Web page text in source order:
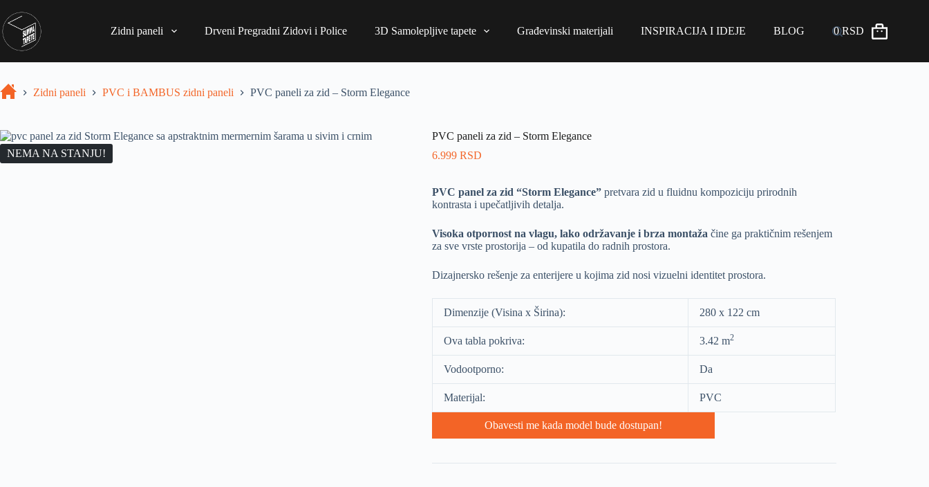
Zidni paneli Drveni Pregradni Zidovi i Police 3D Samolepljive tapete Građevinski materijali INSPIRACIJA I IDEJE BLOG 0RSD
Zidni paneli PVC i BAMBUS zidni paneli PVC paneli za zid – Storm Elegance
NEMA NA STANJU!
PVC paneli za zid – Storm Elegance
6.999 RSD
PVC panel za zid “Storm Elegance”pretvara zid u fluidnu kompoziciju prirodnih
kontrasta i upečatljivih detalja.
Visoka otpornost na vlagu, lako održavanje i brza montaža čine ga praktičnim rešenjem
za sve vrste prostorija – od kupatila do radnih prostora.
Dizajnersko rešenje za enterijere u kojima zid nosi vizuelni identitet prostora.
Dimenzije (Visina x Širina): 280 x 122 cm
Ova tabla pokriva: 3.42 m2
Vodootporno: Da
Materijal: PVC
Obavesti me kada model bude dostupan!